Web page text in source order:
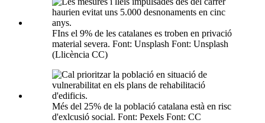
FIns el 9% de les catalanes es troben en privació
material severa. Font: Unsplash Font: Unsplash
(Llicència CC)
Més del 25% de la població catalana està en risc
d'exlcusió social. Font: Pexels Font: CC